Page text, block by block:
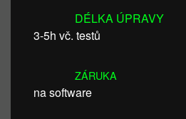
DÉLKA ÚPRAVY
3-5h vč. testů
ZÁRUKA
na software